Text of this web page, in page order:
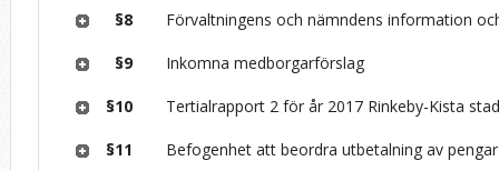
§8 Förvaltningens och nämndens information
§9 Inkomna medborgarförslag
§10 Tertialrapport 2 för år 2017 Rinkeby-Kista
§11 Befogenhet att beordra utbetalning av pengar